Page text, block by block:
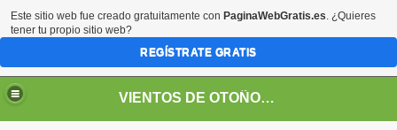
VIENTOS DE OTOÑO POR FANNY JEM WONG
Este sitio web fue creado gratuitamente con PaginaWebGratis.es. ¿Quieres
tener tu propio sitio web?
REGÍSTRATE GRATIS